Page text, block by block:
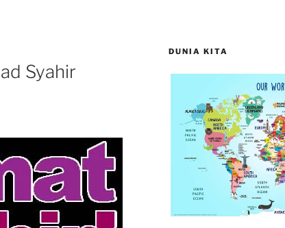
Syahir
DUNIA KITA